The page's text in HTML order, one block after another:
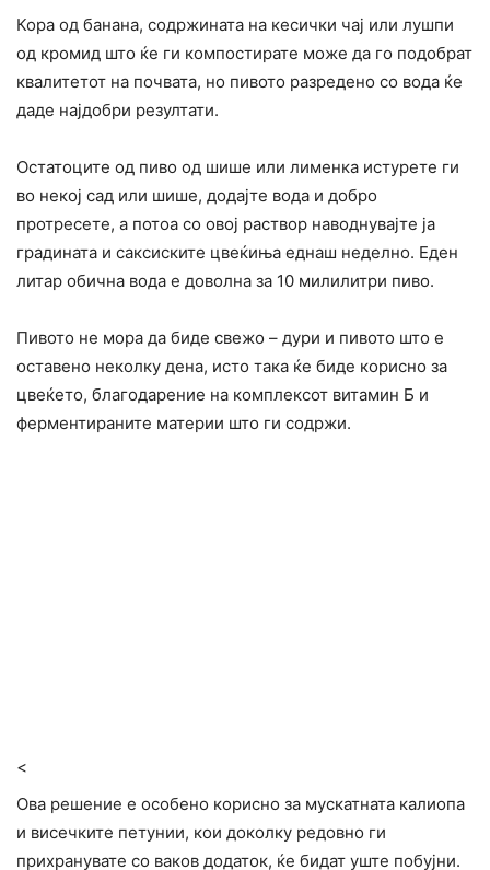
Кора од банана, содржината на кесички чај или лушпи
од кромид што ќе ги компостирате може да го подобрат
квалитетот на почвата, но пивото разредено со вода ќе
даде најдобри резултати.
Остатоците од пиво од шише или лименка истурете ги
во некој сад или шише, додајте вода и добро
протресете, а потоа со овој раствор наводнувајте ја
градината и саксиските цвеќиња еднаш неделно. Еден
литар обична вода е доволна за 10 милилитри пиво.
Пивото не мора да биде свежо – дури и пивото што е
оставено неколку дена, исто така ќе биде корисно за
цвеќето, благодарение на комплексот витамин Б и
ферментираните материи што ги содржи.
<
Ова решение е особено корисно за мускатната калиопа
и висечките петунии, кои доколку редовно ги
прихранувате со ваков додаток, ќе бидат уште побујни.